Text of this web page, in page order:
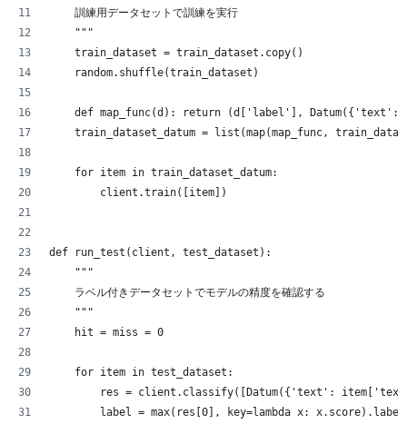
    訓練用データセットで訓練を実行
    """
    train_dataset = train_dataset.copy()
    random.shuffle(train_dataset)
def map_func(d): return (d['label'], Datum({'text':
train_dataset_datum = list(map(map_func,
    for item in train_dataset_datum:
        client.train([item])
def run_test(client, test_dataset):
    """
    ラベル付きデータセットでモデルの精度を確認する
    """
    hit = miss = 0
    for item in test_dataset:
res = client.classify([Datum({'text':
        label = max(res[0], key=lambda x: x.score).label